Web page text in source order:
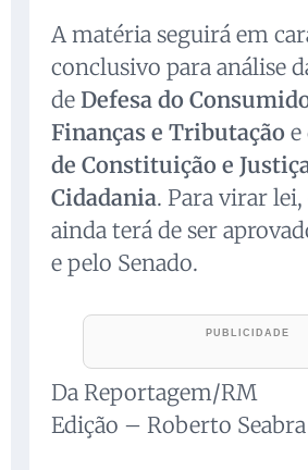
A matéria seguirá em
conclusivo para análise
de Defesa do
Finanças e Tributação e
de Constituição e
Cidadania. Para virar
ainda terá de ser
e pelo Senado.
Da Reportagem/RM
Edição – Roberto Seabra